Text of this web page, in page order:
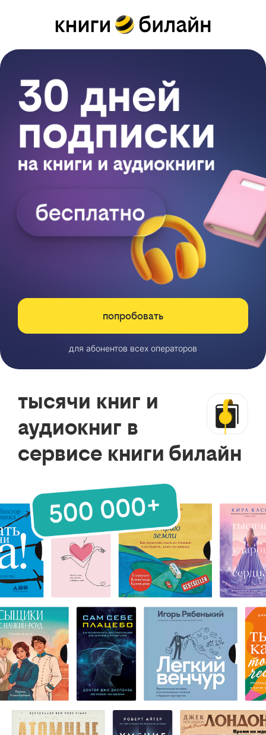
попробовать
для абонентов всех операторов
тысячи книг и
аудиокниг в
сервисе книги билайн